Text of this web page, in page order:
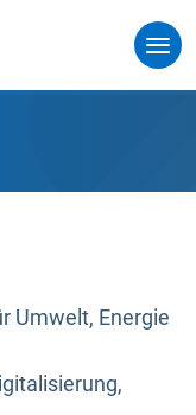
Umwelt, Energie